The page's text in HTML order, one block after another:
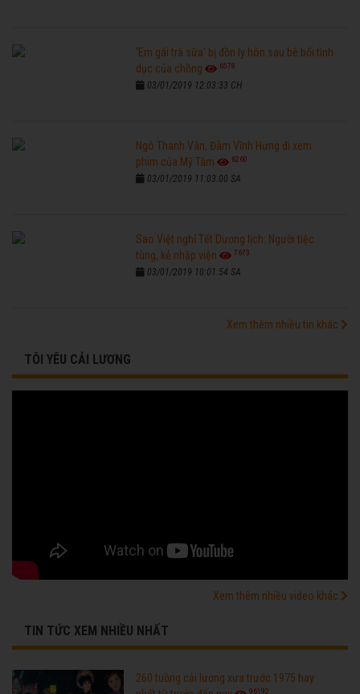
'Em gái trà sữa' bị đồn ly hôn sau bê bối tình
dục của chồng
6578
03/01/2019 12:03:33 CH
Ngô Thanh Vân, Đàm Vĩnh Hưng đi xem
phim của Mỹ Tâm
6260
03/01/2019 11:03:00 SA
Sao Việt nghỉ Tết Dương lịch: Người tiệc
tùng, kẻ nhập viện
7673
03/01/2019 10:01:54 SA
Xem thêm nhiều tin khác
TÔI YÊU CẢI LƯƠNG
Xem thêm nhiều video khác
TIN TỨC XEM NHIỀU NHẤT
260 tuồng cải lương xưa trước 1975 hay
96192